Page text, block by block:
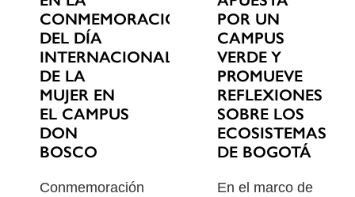
CONMEMORACIÓN
DEL DÍA
INTERNACIONAL
DE LA
MUJER EN
EL CAMPUS
DON
BOSCO
Conmemoración
POR UN
CAMPUS
VERDE Y
PROMUEVE
REFLEXIONES
SOBRE LOS
ECOSISTEMAS
DE BOGOTÁ
En el marco de